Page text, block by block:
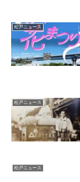
松戸ニュース
松戸ニュース
松戸ニュース